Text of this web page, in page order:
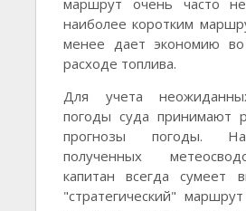
маршрут очень часто
наиболее коротким
менее дает экономию
расходе топлива.
Для учета
погоды суда принимают
прогнозы погоды.
полученных
капитан всегда сумеет
"стратегический"